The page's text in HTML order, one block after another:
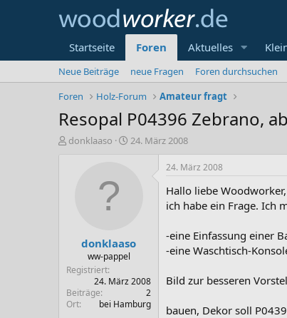
Startseite Foren Aktuelles
Neue Beiträge neue Fragen
Foren durchsuchen
Foren
Holz-Forum Amateur fragt
Resopal P04396 Zebrano,
E
donklaaso
E
a
24. März 2008
donklaaso
ww-pappel
Registriert
24. März 2008
Beiträge
2
Ort
bei Hamburg
24. März 2008
Hallo liebe Woodworker,
ich habe ein Frage. Ich
-eine Einfassung einer
-eine Waschtisch-
Bild zur besseren
bauen, Dekor soll